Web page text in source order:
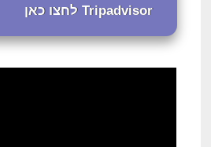
Tripadvisor לחצו כאן